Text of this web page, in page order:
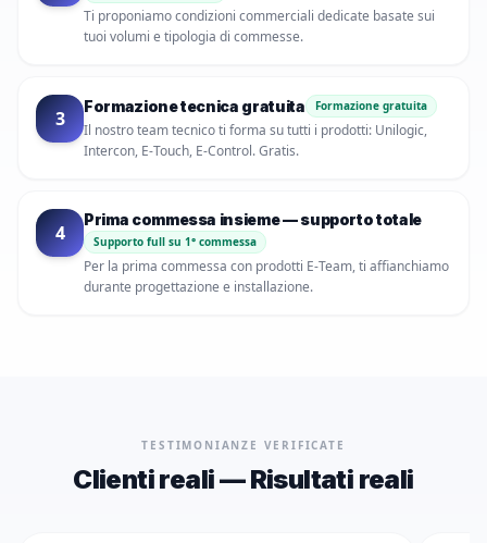
Ti proponiamo condizioni commerciali dedicate basate sui
tuoi volumi e tipologia di commesse.
3
Formazione tecnica gratuita Formazione gratuita
Il nostro team tecnico ti forma su tutti i prodotti: Unilogic,
Intercon, E-Touch, E-Control. Gratis.
4
Prima commessa insieme — supporto totale
Supporto full su 1° commessa
Per la prima commessa con prodotti E-Team, ti affianchiamo
durante progettazione e installazione.
TESTIMONIANZE VERIFICATE
Clienti reali — Risultati reali